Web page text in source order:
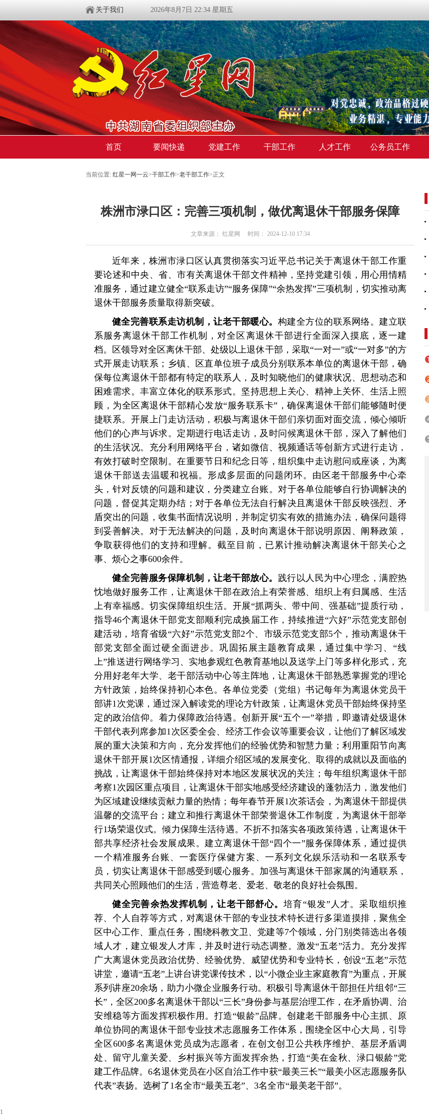
关于我们 2026年8月7日 22:34 星期五
首页 要闻快递 党建工作 干部工作 人才工作 公务员工作
当前位置: 红星一网一云>干部工作>老干部工作>正文
株洲市渌口区：完善三项机制，做优离退休干部服务保障
文章来源： 红星网 时间： 2024-12-10 17:34
近年来，株洲市渌口区认真贯彻落实习近平总书记关于离退休干部工作重
要论述和中央、省、市有关离退休干部文件精神，坚持党建引领，用心用情精
准服务，通过建立健全“联系走访”“服务保障”“余热发挥”三项机制，切实推动离
退休干部服务质量取得新突破。
健全完善联系走访机制，让老干部暖心。 构建全方位的联系网络。建立联
系服务离退休干部工作机制，对全区离退休干部进行全面深入摸底，逐一建
档。区领导对全区离休干部、处级以上退休干部，采取“一对一”或“一对多”的方
式开展走访联系；乡镇、区直单位班子成员分别联系本单位的离退休干部，确
保每位离退休干部都有特定的联系人，及时知晓他们的健康状况、思想动态和
困难需求。丰富立体化的联系形式。坚持思想上关心、精神上关怀、生活上照
顾，为全区离退休干部精心发放“服务联系卡”，确保离退休干部们能够随时便
捷联系。开展上门走访活动，积极与离退休干部们亲切面对面交流，倾心倾听
他们的心声与诉求。定期进行电话走访，及时问候离退休干部，深入了解他们
的生活状况。充分利用网络平台，诸如微信、视频通话等创新方式进行走访，
有效打破时空限制。在重要节日和纪念日等，组织集中走访慰问或座谈，为离
退休干部送去温暖和祝福。形成多层面的问题闭环。由区老干部服务中心牵
头，针对反馈的问题和建议，分类建立台账。对于各单位能够自行协调解决的
问题，督促其定期办结；对于各单位无法自行解决且离退休干部反映强烈、矛
盾突出的问题，收集书面情况说明，并制定切实有效的措施办法，确保问题得
到妥善解决。对于无法解决的问题，及时向离退休干部说明原因、阐释政策，
争取获得他们的支持和理解。截至目前，已累计推动解决离退休干部关心之
事、烦心之事600余件。
健全完善服务保障机制，让老干部放心。 践行以人民为中心理念，满腔热
忱地做好服务工作，让离退休干部在政治上有荣誉感、组织上有归属感、生活
上有幸福感。切实保障组织生活。开展“抓两头、带中间、强基础”提质行动，
指导46个离退休干部党支部顺利完成换届工作，持续推进“六好”示范党支部创
建活动，培育省级“六好”示范党支部2个、市级示范党支部5个，推动离退休干
部党支部全面过硬全面进步。巩固拓展主题教育成果，通过集中学习、“线
上”推送进行网络学习、实地参观红色教育基地以及送学上门等多样化形式，充
分用好老年大学、老干部活动中心等主阵地，让离退休干部熟悉掌握党的理论
方针政策，始终保持初心本色。各单位党委（党组）书记每年为离退休党员干
部讲1次党课，通过深入解读党的理论方针政策，让离退休党员干部始终保持坚
定的政治信仰。着力保障政治待遇。创新开展“五个一”举措，即邀请处级退休
干部代表列席参加1次区委全会、经济工作会议等重要会议，让他们了解区域发
展的重大决策和方向，充分发挥他们的经验优势和智慧力量；利用重阳节向离
退休干部开展1次区情通报，详细介绍区域的发展变化、取得的成就以及面临的
挑战，让离退休干部始终保持对本地区发展状况的关注；每年组织离退休干部
考察1次园区重点项目，让离退休干部实地感受经济建设的蓬勃活力，激发他们
为区域建设继续贡献力量的热情；每年春节开展1次茶话会，为离退休干部提供
温馨的交流平台；建立和推行离退休干部荣誉退休工作制度，为离退休干部举
行1场荣退仪式。倾力保障生活待遇。不折不扣落实各项政策待遇，让离退休干
部共享经济社会发展成果。建立离退休干部“四个一”服务保障体系，通过提供
一个精准服务台账、一套医疗保健方案、一系列文化娱乐活动和一名联系专
员，切实让离退休干部感受到暖心服务。加强与离退休干部家属的沟通联系，
共同关心照顾他们的生活，营造尊老、爱老、敬老的良好社会氛围。
健全完善余热发挥机制，让老干部舒心。培育“银发”人才。采取组织推
荐、个人自荐等方式，对离退休干部的专业技术特长进行多渠道摸排，聚焦全
区中心工作、重点任务，围绕科教文卫、党建等7个领域，分门别类筛选出各领
域人才，建立银发人才库，并及时进行动态调整。激发“五老”活力。充分发挥
广大离退休党员政治优势、经验优势、威望优势和专业特长，创设“五老”示范
讲堂，邀请“五老”上讲台讲党课传技术，以“小微企业主家庭教育”为重点，开展
系列讲座20余场，助力小微企业服务行动。积极引导离退休干部担任片组邻“三
长”，全区200多名离退休干部以“三长”身份参与基层治理工作，在矛盾协调、治
安维稳等方面发挥积极作用。打造“银龄”品牌。创建老干部服务中心主抓、原
单位协同的离退休干部专业技术志愿服务工作体系，围绕全区中心大局，引导
全区600多名离退休党员成为志愿者，在创文创卫公共秩序维护、基层矛盾调
处、留守儿童关爱、乡村振兴等方面发挥余热，打造“美在金秋、渌口银龄”党
建工作品牌。6名退休党员在小区自治工作中获“最美三长”“最美小区志愿服务队
代表”表扬。选树了1名全市“最美五老”、3名全市“最美老干部”。
1